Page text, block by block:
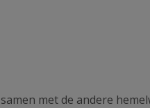
met de andere